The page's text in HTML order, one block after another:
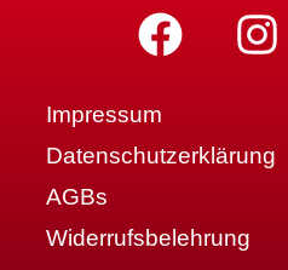
Impressum
Datenschutzerklärung
AGBs
Widerrufsbelehrung